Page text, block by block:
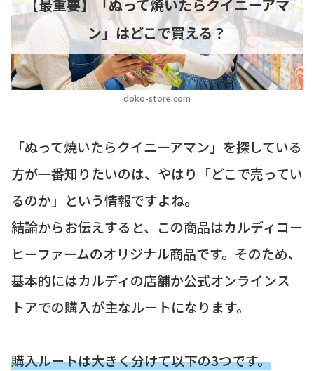
doko-store.com
【最重要】「ぬって焼いたらクイニーアマ
ン」はどこで買える？
「ぬって焼いたらクイニーアマン」を探している
方が一番知りたいのは、やはり「どこで売ってい
るのか」という情報ですよね。
結論からお伝えすると、この商品はカルディコー
ヒーファームのオリジナル商品です。そのため、
基本的にはカルディの店舗か公式オンラインス
トアでの購入が主なルートになります。
購入ルートは大きく分けて以下の3つです。